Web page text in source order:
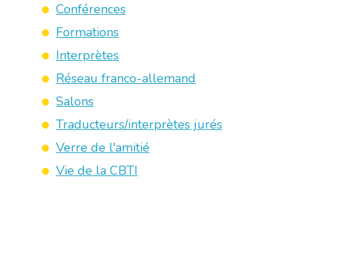
Conférences
Formations
Interprètes
Réseau franco-allemand
Salons
Traducteurs/interprètes jurés
Verre de l'amitié
Vie de la CBTI